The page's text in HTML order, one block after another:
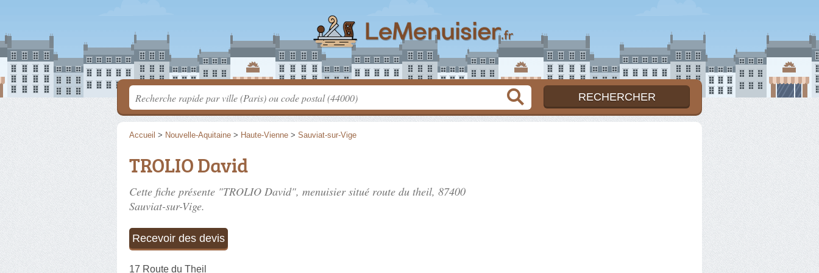
Accueil > Nouvelle-Aquitaine > Haute-Vienne > Sauviat-sur-Vige
TROLIO David
Cette fiche présente "TROLIO David", menuisier situé route du theil, 87400
Sauviat-sur-Vige.
Recevoir des devis
17 Route du Theil